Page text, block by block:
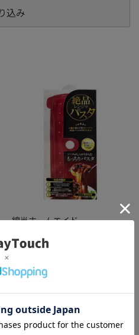
込み
綿半ホームエイド
パックスタッフ絶品レンジでパ
スタ PPS-6220 [1個入り]
￥712